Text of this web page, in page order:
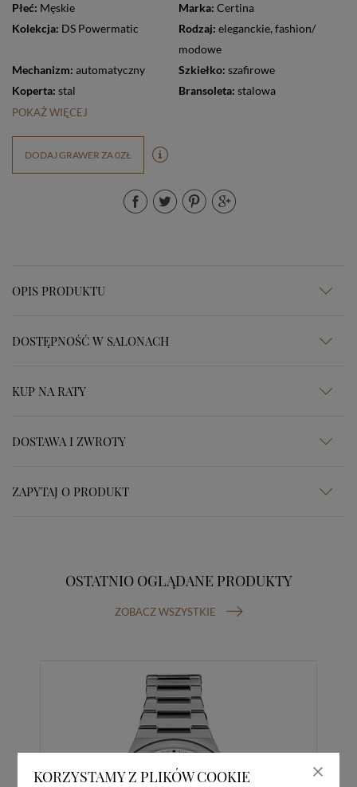
KORZYSTAMY Z PLIKÓW COOKIE
Płeć: Męskie Marka: Certina
Kolekcja: DS Powermatic Rodzaj: eleganckie,
modowe
Mechanizm: automatyczny Szkiełko: szafirowe
Koperta: stal Bransoleta: stalowa
POKAŻ WIĘCEJ
DODAJ GRAWER ZA 0ZŁ
OPIS PRODUKTU
DOSTĘPNOŚĆ W SALONACH
KUP NA RATY
DOSTAWA I ZWROTY
ZAPYTAJ O PRODUKT
OSTATNIO OGLĄDANE PRODUKTY
ZOBACZ WSZYSTKIE